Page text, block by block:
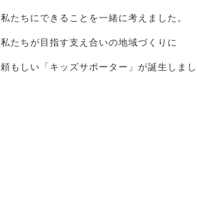
私たちにできることを一緒に考えました。
私たちが目指す支え合いの地域づくりに
頼もしい「キッズサポーター」が誕生しまし